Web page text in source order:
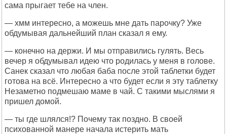
сама прыгает тебе на член.
— хмм интересно, а можешь мне дать парочку? Уже
обдумывая дальнейший план сказал я ему.
— конечно на держи. И мы отправились гулять. Весь
вечер я обдумывал идею что родилась у меня в голове.
Санек сказал что любая баба после этой таблетки будет
готова на всё. Интересно а что будет если я эту таблетку
Незаметно подмешаю маме в чай. С такими мыслями я
пришел домой.
— ты где шлялся!? Почему так поздно. В своей
психованной манере начала истерить мать